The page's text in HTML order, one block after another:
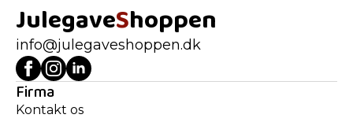
JulegaveShoppen
info@julegaveshoppen.dk
Firma
Kontakt os